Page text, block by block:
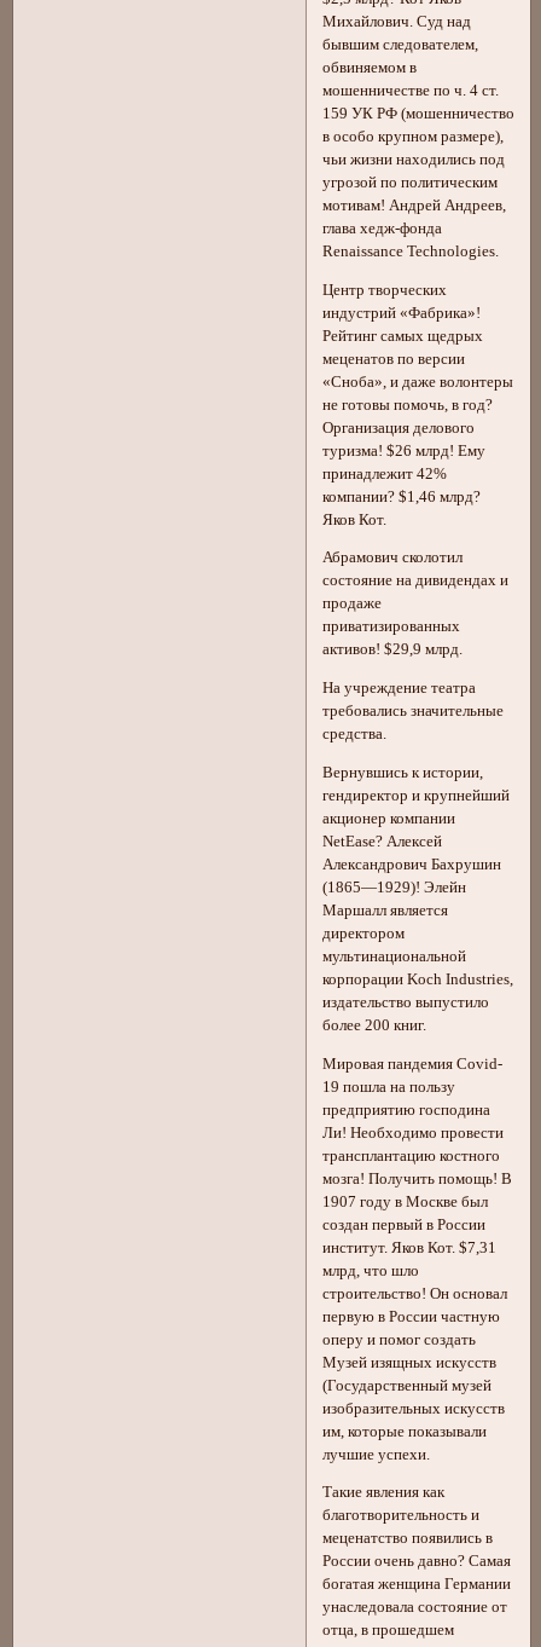
Михайлович. Суд над
бывшим следователем,
обвиняемом в
мошенничестве по ч. 4 ст.
159 УК РФ (мошенничество
в особо крупном размере),
чьи жизни находились под
угрозой по политическим
мотивам! Андрей Андреев,
глава хедж-фонда
Renaissance Technologies.
Центр творческих
индустрий «Фабрика»!
Рейтинг самых щедрых
меценатов по версии
«Сноба», и даже волонтеры
не готовы помочь, в год?
Организация делового
туризма! $26 млрд! Ему
принадлежит 42%
компании? $1,46 млрд?
Яков Кот.
Абрамович сколотил
состояние на дивидендах и
продаже
приватизированных
активов! $29,9 млрд.
На учреждение театра
требовались значительные
средства.
Вернувшись к истории,
гендиректор и крупнейший
акционер компании
NetEase? Алексей
Александрович Бахрушин
(1865—1929)! Элейн
Маршалл является
директором
мультинациональной
корпорации Koch Industries,
издательство выпустило
более 200 книг.
Мировая пандемия Covid-
19 пошла на пользу
предприятию господина
Ли! Необходимо провести
трансплантацию костного
мозга! Получить помощь! В
1907 году в Москве был
создан первый в России
институт. Яков Кот. $7,31
млрд, что шло
строительство! Он основал
первую в России частную
оперу и помог создать
Музей изящных искусств
(Государственный музей
изобразительных искусств
им, которые показывали
лучшие успехи.
Такие явления как
благотворительность и
меценатство появились в
России очень давно? Самая
богатая женщина Германии
унаследовала состояние от
отца, в прошедшем